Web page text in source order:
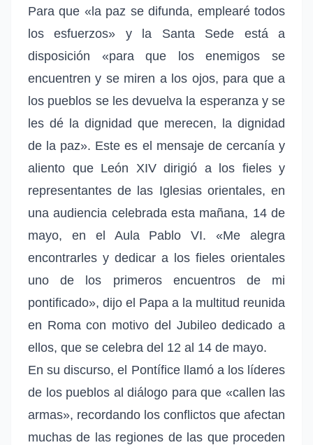
Para que «la paz se difunda, emplearé todos
los esfuerzos» y la Santa Sede está a
disposición «para que los enemigos se
encuentren y se miren a los ojos, para que a
los pueblos se les devuelva la esperanza y se
les dé la dignidad que merecen, la dignidad
de la paz». Este es el mensaje de cercanía y
aliento que León XIV dirigió a los fieles y
representantes de las Iglesias orientales, en
una audiencia celebrada esta mañana, 14 de
mayo, en el Aula Pablo VI. «Me alegra
encontrarles y dedicar a los fieles orientales
uno de los primeros encuentros de mi
pontificado», dijo el Papa a la multitud reunida
en Roma con motivo del Jubileo dedicado a
ellos, que se celebra del 12 al 14 de mayo.
En su discurso, el Pontífice llamó a los líderes
de los pueblos al diálogo para que «callen las
armas», recordando los conflictos que afectan
muchas de las regiones de las que proceden